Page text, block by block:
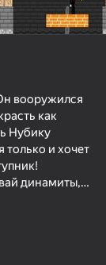
вооружился
Нубику
только и хочет
динамиты,